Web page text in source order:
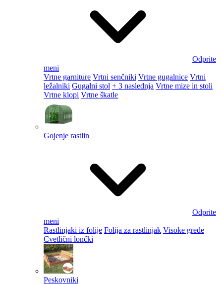
Odprite
meni
Vrtne garniture Vrtni senčniki Vrtne gugalnice Vrtni
ležalniki Gugalni stol + 3 naslednja Vrtne mize in stoli
Vrtne klopi Vrtne škatle
Gojenje rastlin
Odprite
meni
Rastlinjaki iz folije Folija za rastlinjak Visoke grede
Cvetlični lončki
Peskovniki